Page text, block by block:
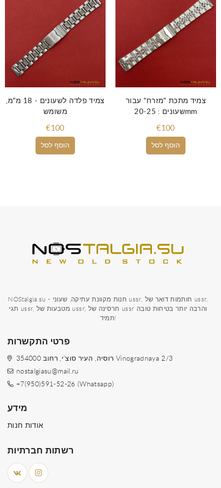
הוסף לסל
צמיד פלדה לשעונים - 18 מ"מ,
משומש
€100
הוסף לסל
צמיד מתכת "מזרח" עבור
שעונים : 20-25mm
€100
NOStalgia.su - חנות מקוונת עתיקה, שעוני ussr, חותמות דואר של ussr,
תגי ussr, מטבעות של ussr, חרסינה של ussr והרבה יותר בטיחות טובה
תמיד!
פרטי התקשרות
354000 רוסיה, העיר סוצ'י, רחוב Vinogradnaya 2/3
nostalgiasu@mail.ru
+7(950)591-52-26 (Whatsapp)
מידע
אודות חנות
רשתות חברתיות